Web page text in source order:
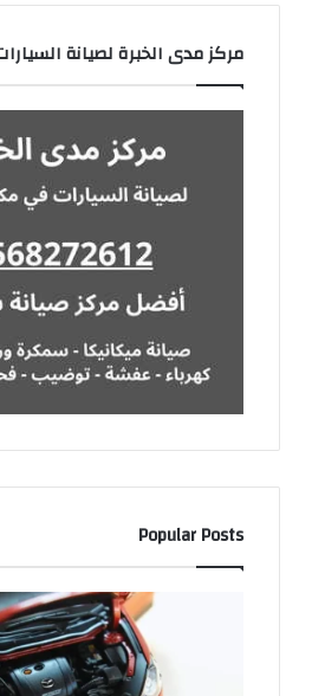
مركز مدى الخبرة لصيانة
Popular Posts